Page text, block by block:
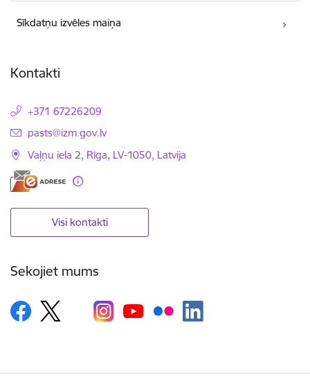
Sīkdatņu izvēles maiņa
Kontakti
+371 67226209
E-pasts:
pasts@izm.gov.lv
Vaļņu iela 2, Rīga, LV-1050, Latvija
Visi kontakti
Sekojiet mums